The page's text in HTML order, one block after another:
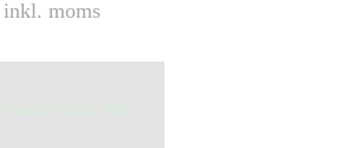
inkl. moms